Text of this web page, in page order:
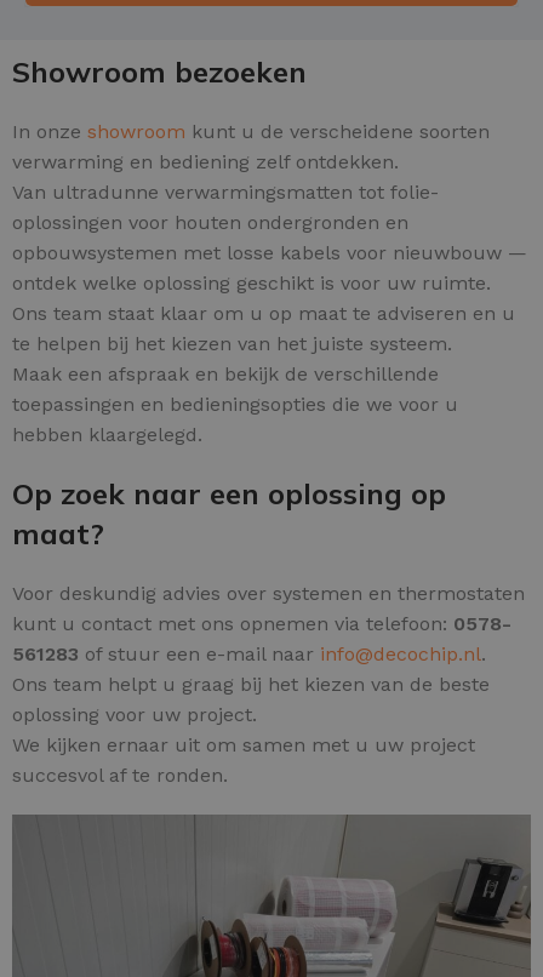
Showroom bezoeken
In onze showroom kunt u de verscheidene soorten
verwarming en bediening zelf ontdekken.
Van ultradunne verwarmingsmatten tot folie-
oplossingen voor houten ondergronden en
opbouwsystemen met losse kabels voor nieuwbouw —
ontdek welke oplossing geschikt is voor uw ruimte.
Ons team staat klaar om u op maat te adviseren en u
te helpen bij het kiezen van het juiste systeem.
Maak een afspraak en bekijk de verschillende
toepassingen en bedieningsopties die we voor u
hebben klaargelegd.
Op zoek naar een oplossing op
maat?
Voor deskundig advies over systemen en thermostaten
kunt u contact met ons opnemen via telefoon: 0578-
561283 of stuur een e-mail naar info@decochip.nl.
Ons team helpt u graag bij het kiezen van de beste
oplossing voor uw project.
We kijken ernaar uit om samen met u uw project
succesvol af te ronden.